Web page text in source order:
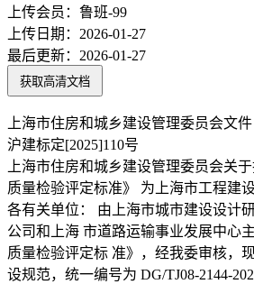
上传会员： 鲁班-99
上传日期： 2026-01-27
最后更新： 2026-01-27
获取高清文档
上海市住房和城乡建设管理委员会文件
沪建标定[2025]110号
上海市住房和城乡建设管理委员会关
质量检验评定标准》 为上海市工程建
各有关单位： 由上海市城市建设设计
公司和上海 市道路运输事业发展中心
质量检验评定标 准》，经我委审核，
设规范，统一编号为 DG/TJ08-2144-